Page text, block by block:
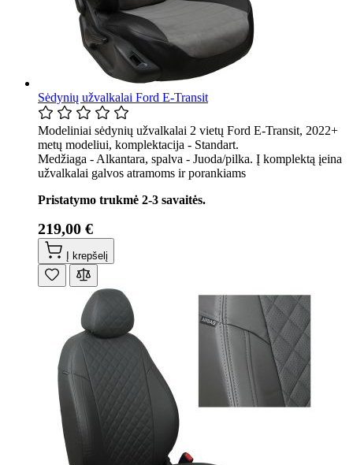
Sėdynių užvalkalai Ford E-Transit
Modeliniai sėdynių užvalkalai 2 vietų Ford E-Transit, 2022+
metų modeliui, komplektacija - Standart.
Medžiaga - Alkantara, spalva - Juoda/pilka. Į komplektą įeina
užvalkalai galvos atramoms ir porankiams
Pristatymo trukmė 2-3 savaitės.
219,00 €
Į krepšelį